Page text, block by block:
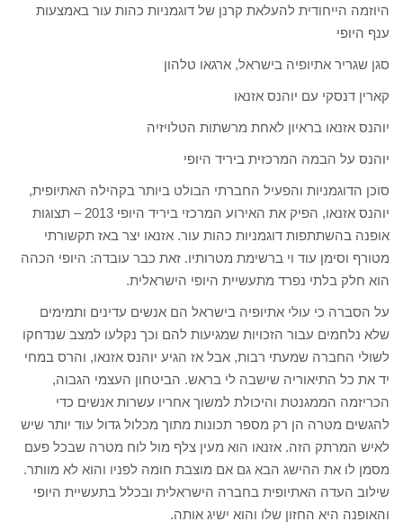
היוזמה הייחודית להעלאת קרנן של דוגמניות כהות עור באמצעות
ענף היופי
סגן שגריר אתיופיה בישראל, ארגאו טלהון
קארין דנסקי עם יוהנס אזנאו
יוהנס אזנאו בראיון לאחת מרשתות הטלויזיה
יוהנס על הבמה המרכזית ביריד היופי
סוכן הדוגמניות והפעיל החברתי הבולט ביותר בקהילה האתיופית,
יוהנס אזנאו, הפיק את האירוע המרכזי ביריד היופי 2013 – תצוגות
אופנה בהשתתפות דוגמניות כהות עור. אזנאו יצר באז תקשורתי
מטורף וסימן עוד וי ברשימת מטרותיו. זאת כבר עובדה: היופי הכהה
הוא חלק בלתי נפרד מתעשיית היופי הישראלית.
על הסברה כי עולי אתיופיה בישראל הם אנשים עדינים ותמימים
שלא נלחמים עבור הזכויות שמגיעות להם וכך נקלעו למצב שנדחקו
לשולי החברה שמעתי רבות, אבל אז הגיע יוהנס אזנאו, והרס במחי
יד את כל התיאוריה שישבה לי בראש. הביטחון העצמי הגבוה,
הכריזמה הממגנטת והיכולת למשוך אחריו עשרות אנשים כדי
להגשים מטרה הן רק מספר תכונות מתוך מכלול גדול עוד יותר שיש
לאיש המרתק הזה. אזנאו הוא מעין צלף מול לוח מטרה שבכל פעם
מסמן לו את ההישג הבא גם אם מוצבת חומה לפניו והוא לא מוותר.
שילוב העדה האתיופית בחברה הישראלית ובכלל בתעשיית היופי
והאופנה היא החזון שלו והוא ישיג אותה.